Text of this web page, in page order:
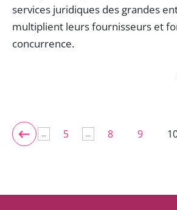
services juridiques des grandes
multiplient leurs fournisseurs et
concurrence.
… 5 … 8 9